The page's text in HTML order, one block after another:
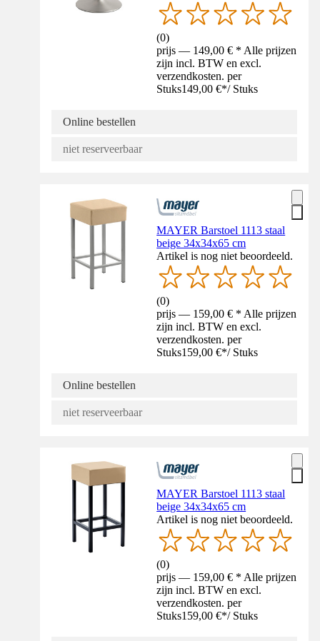
(0)
prijs — 149,00 € * Alle prijzen
zijn incl. BTW en excl.
verzendkosten. per
Stuks149,00 €*/ Stuks
Online bestellen
niet reserveerbaar
MAYER Barstoel 1113 staal
beige 34x34x65 cm
Artikel is nog niet beoordeeld.
(0)
prijs — 159,00 € * Alle prijzen
zijn incl. BTW en excl.
verzendkosten. per
Stuks159,00 €*/ Stuks
Online bestellen
niet reserveerbaar
MAYER Barstoel 1113 staal
beige 34x34x65 cm
Artikel is nog niet beoordeeld.
(0)
prijs — 159,00 € * Alle prijzen
zijn incl. BTW en excl.
verzendkosten. per
Stuks159,00 €*/ Stuks